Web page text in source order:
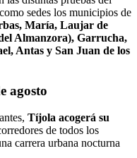
sedes los municipios de
María, Laujar de
Almanzora), Garrucha,
Antas y San Juan de los
agosto
Tíjola acogerá su
de todos los
carrera urbana nocturna